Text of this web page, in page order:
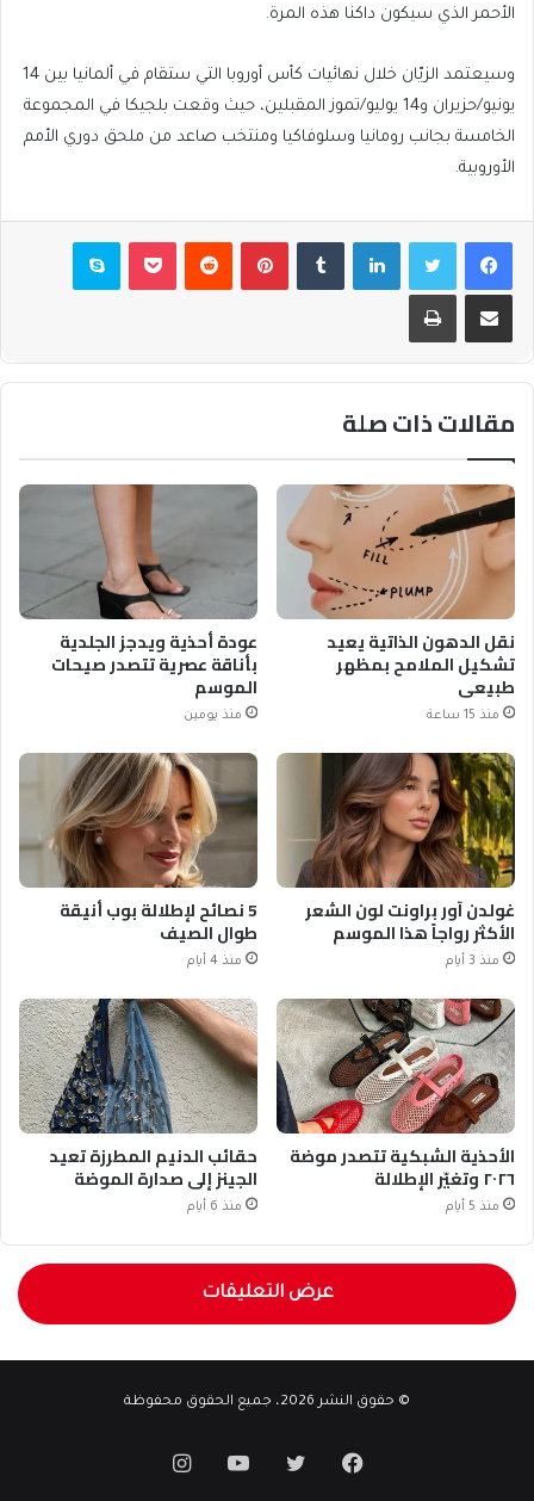
الأحمر الذي سيكون داكنا هذه المرة.
وسيعتمد الزيّان خلال نهائيات كأس أوروبا التي ستقام في ألمانيا بين 14
يونيو/حزيران و14 يوليو/تموز المقبلين، حيث وقعت بلجيكا في المجموعة
الخامسة بجانب رومانيا وسلوفاكيا ومنتخب صاعد من ملحق دوري الأمم
الأوروبية.
فيسبوكتويتر لينكدإن بينتيريست بوكيت سكايب
مشاركة عبر البريد طباعة
مقالات ذات صلة
نقل الدهون الذاتية يعيد
تشكيل الملامح بمظهر
طبيعي
منذ 15 ساعة
عودة أحذية ويدجز الجلدية
بأناقة عصرية تتصدر صيحات
الموسم
منذ يومين
غولدن آور براونت لون الشعر
الأكثر رواجاً هذا الموسم
منذ 3 أيام
5 نصائح لإطلالة بوب أنيقة
طوال الصيف
منذ 4 أيام
الأحذية الشبكية تتصدر موضة
٢٠٢٦ وتغيّر الإطلالة
منذ 5 أيام
حقائب الدنيم المطرزة تعيد
الجينز إلى صدارة الموضة
منذ 6 أيام
عرض التعليقات
© حقوق النشر 2026، جميع الحقوق محفوظة
فيسبوكتويتر يوتيوبانستقرام